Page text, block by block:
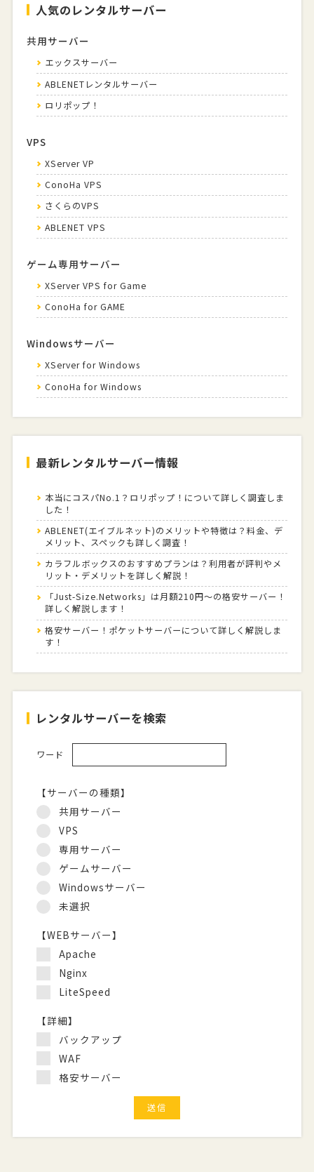
人気のレンタルサーバー
共用サーバー
エックスサーバー
ABLENETレンタルサーバー
ロリポップ！
VPS
XServer VP
ConoHa VPS
さくらのVPS
ABLENET VPS
ゲーム専用サーバー
XServer VPS for Game
ConoHa for GAME
Windowsサーバー
XServer for Windows
ConoHa for Windows
最新レンタルサーバー情報
本当にコスパNo.1？ロリポップ！について詳しく調査しま
した！
ABLENET(エイブルネット)のメリットや特徴は？料金、デ
メリット、スペックも詳しく調査！
カラフルボックスのおすすめプランは？利用者が評判やメ
リット・デメリットを詳しく解説！
「Just-Size.Networks」は月額210円～の格安サーバー！
詳しく解説します！
格安サーバー！ポケットサーバーについて詳しく解説しま
す！
レンタルサーバーを検索
ワード
【サーバーの種類】
共用サーバー
VPS
専用サーバー
ゲームサーバー
Windowsサーバー
未選択
【WEBサーバー】
Apache
Nginx
LiteSpeed
【詳細】
バックアップ
WAF
格安サーバー